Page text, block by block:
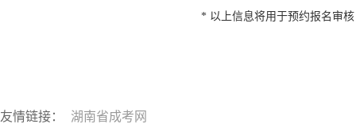
* 以上信息将用于预约报名审
友情链接： 湖南省成考网